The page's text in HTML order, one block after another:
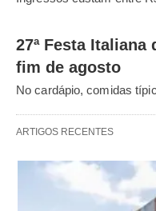
27ª Festa Italiana
fim de agosto
No cardápio, comidas
ARTIGOS RECENTES